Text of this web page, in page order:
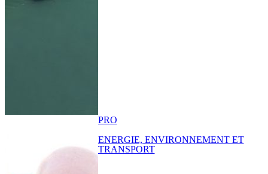
PRO
ENERGIE, ENVIRONNEMENT ET
TRANSPORT